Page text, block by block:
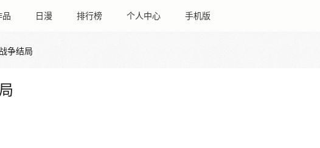
品 日漫 排行榜 个人中心 手机版
争结局